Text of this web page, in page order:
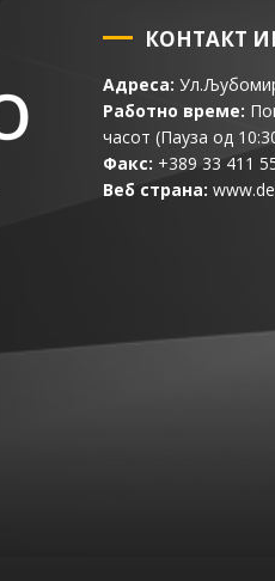
КОНТАКТ
Адреса:
Работно време:
часот (Пауза од
Факс: +389 33 411
Веб страна: